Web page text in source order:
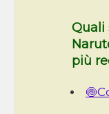
Quali
più